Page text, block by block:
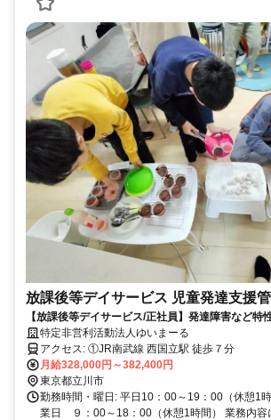
放課後等デイサービス 児童発達支援
【放課後等デイサービス/正社員】発達障害など特
発達段階や特性に合わせ、社会性や自立性を育む
ポート！☆シフト柔軟に対応します☆髪色,髪型,服
特定非営利活動法人ゆいまーる
アクセス: ①JR南武線 西国立駅 徒歩７分
月給328,000円～382,400円
東京都立川市
勤務時間・曜日: 平日10：00～19：00（休憩1
業日 ９：00～18：00（休憩1時間） 業務内容